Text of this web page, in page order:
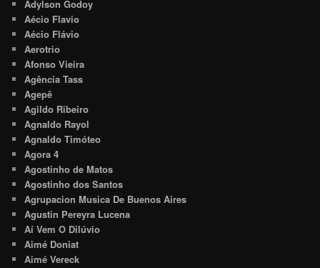
Adylson Godoy
Aécio Flavio
Aécio Flávio
Aerotrio
Afonso Vieira
Agência Tass
Agepê
Agildo Ribeiro
Agnaldo Rayol
Agnaldo Timóteo
Agora 4
Agostinho de Matos
Agostinho dos Santos
Agrupacion Musica De Buenos Aires
Agustin Pereyra Lucena
Aí Vem O Dilúvio
Aimé Doniat
Aimé Vereck